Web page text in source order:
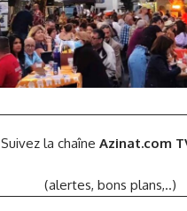
Suivez la chaîne Azinat.com
(alertes, bons plans,..)